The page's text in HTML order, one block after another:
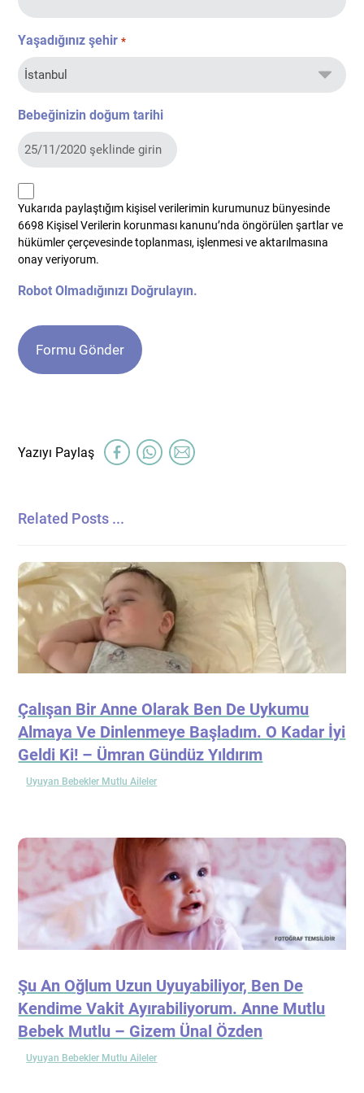
Yaşadığınız şehir *
Bebeğinizin doğum tarihi
kvkk
*
Yukarıda paylaştığım kişisel verilerimin kurumunuz bünyesinde
6698 Kişisel Verilerin korunması kanunu’nda öngörülen şartlar ve
hükümler çerçevesinde toplanması, işlenmesi ve aktarılmasına
onay veriyorum.
Robot Olmadığınızı Doğrulayın.
Related Posts ...
Çalışan Bir Anne Olarak Ben De Uykumu
Almaya Ve Dinlenmeye Başladım. O Kadar İyi
Geldi Ki! – Ümran Gündüz Yıldırım
Uyuyan Bebekler Mutlu Aileler
Şu An Oğlum Uzun Uyuyabiliyor, Ben De
Kendime Vakit Ayırabiliyorum. Anne Mutlu
Bebek Mutlu – Gizem Ünal Özden
Uyuyan Bebekler Mutlu Aileler